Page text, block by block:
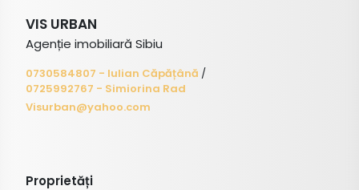
VIS URBAN
Agenție imobiliară Sibiu
0730584807 - Iulian Căpățână /
0725992767 - Simiorina Rad
Visurban@yahoo.com
Proprietăți